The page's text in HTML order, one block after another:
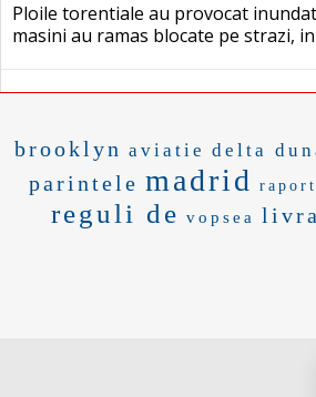
Ploile torentiale au provocat
masini au ramas blocate pe strazi,
brooklyn aviatie delta
parintele madrid
reguli de vopsea